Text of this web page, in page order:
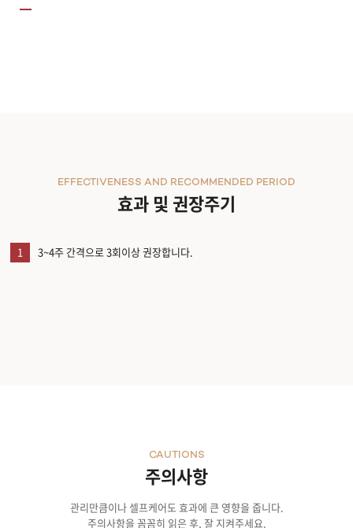
효과 및 권장주기
EFFECTIVENESS AND RECOMMENDED PERIOD
1 3~4주 간격으로 3회이상 권장합니다.
주의사항
CAUTIONS
관리만큼이나 셀프케어도 효과에 큰 영향을 줍니다.
주의사항을 꼼꼼히 읽은 후, 잘 지켜주세요.